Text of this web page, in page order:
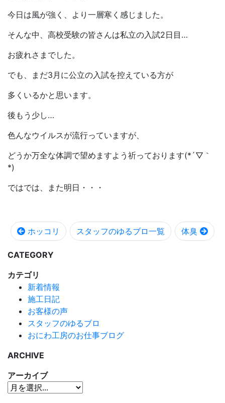
今日は風が強く、より一層寒く感じました。
そんな中、高校受験の皆さんは私立の入試2日目…
お疲れさまでした。
でも、まだ3月に公立の入試を控えている方が
多くいるかと思います。
後もう少し…
色んなウイルスが流行っていますが、
どうか万全な体調で望めますよう祈っております(*´▽｀
*)
ではでは、また明日・・・
ホッコリ スタッフのゆるブロ一覧 体臭
CATEGORY
カテゴリ
新着情報
施工日記
お客様の声
スタッフのゆるブロ
おにわ工房のお仕事ブログ
ARCHIVE
アーカイブ